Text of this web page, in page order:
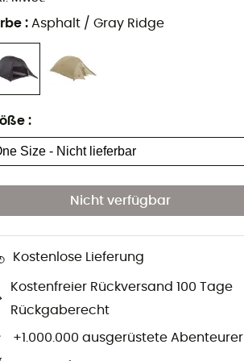
: Asphalt / Gray Ridge
:
Nicht verfügbar
Kostenlose Lieferung
Kostenfreier Rückversand 100 Tage
Rückgaberecht
+1.000.000 ausgerüstete Abenteurer